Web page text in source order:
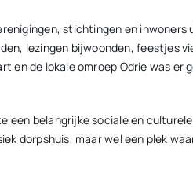
stichtingen en inwoners
lezingen bijwoonden, feestjes
en de lokale omroep Odrie was er
een belangrijke sociale en
dorpshuis, maar wel een plek